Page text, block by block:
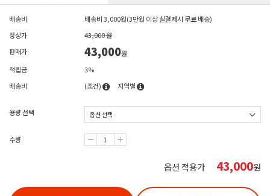
배송비
배송비 3,000원(3만원 이상 실결제시 무료 배송)
정상가
43,000 원
판매가
43,000원
적립금
3%
배송비
(조건) 지역별
용량 선택
수량
옵션 적용가 43,000원